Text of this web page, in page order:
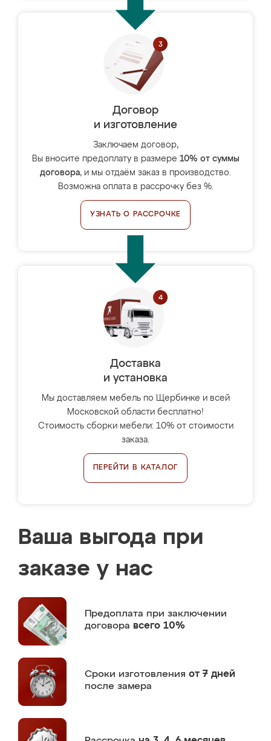
Договор
и изготовление
Заключаем договор,
Вы вносите предоплату в размере 10% от суммы
договора, и мы отдаём заказ в производство.
Возможна оплата в рассрочку без %.
УЗНАТЬ О РАССРОЧКЕ
Доставка
и установка
Мы доставляем мебель по Щербинке и всей
Московской области бесплатно!
Стоимость сборки мебели: 10% от стоимости
заказа.
ПЕРЕЙТИ В КАТАЛОГ
Ваша выгода при
заказе у нас
Предоплата при заключении
договора всего 10%
Сроки изготовления от 7 дней
после замера